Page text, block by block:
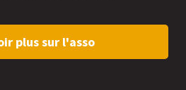
plus sur l'asso